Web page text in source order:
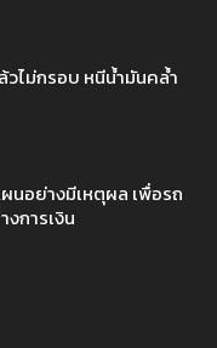
วไม่กรอบ หนีน้ำมันคล้ำ
นอย่างมีเหตุผล เพื่อรถ
การเงิน